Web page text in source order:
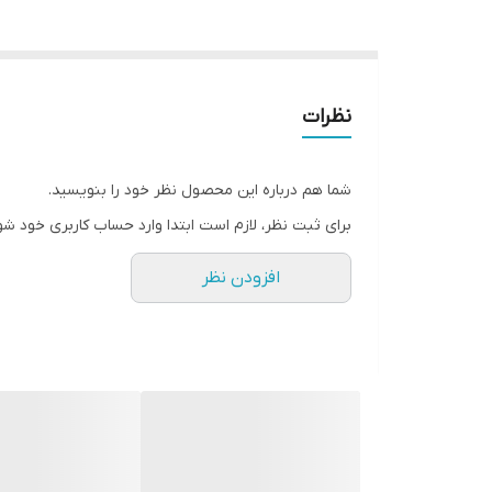
نظرات
شما هم درباره این محصول نظر خود را بنویسید.
برای ثبت نظر، لازم است ابتدا وارد حساب کاربری خود
افزودن نظر